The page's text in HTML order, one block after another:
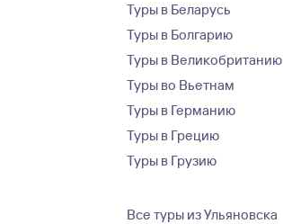
Туры в Беларусь
Туры в Болгарию
Туры в Великобританию
Туры во Вьетнам
Туры в Германию
Туры в Грецию
Туры в Грузию
Все туры из Ульяновска